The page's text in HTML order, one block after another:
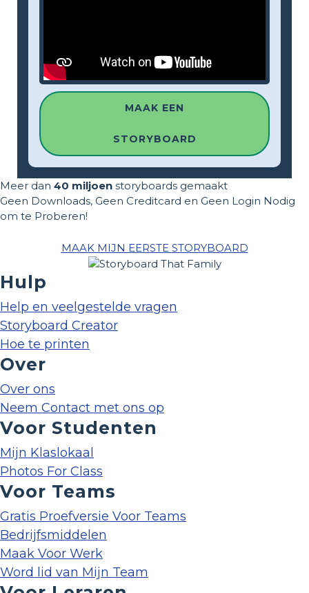
MAAK EEN
STORYBOARD
Meer dan 40 miljoen storyboards gemaakt
Geen Downloads, Geen Creditcard en Geen Login Nodig
om te Proberen!
MAAK MIJN EERSTE STORYBOARD
Hulp
Help en veelgestelde vragen
Storyboard Creator
Hoe te printen
Over
Over ons
Neem Contact met ons op
Voor Studenten
Mijn Klaslokaal
Photos For Class
Voor Teams
Gratis Proefversie Voor Teams
Bedrijfsmiddelen
Maak Voor Werk
Word lid van Mijn Team